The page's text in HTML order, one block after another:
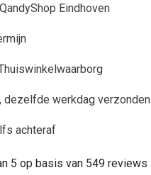
Eindhoven
dezelfde werkdag verzonden
achteraf
5 op basis van 549 reviews